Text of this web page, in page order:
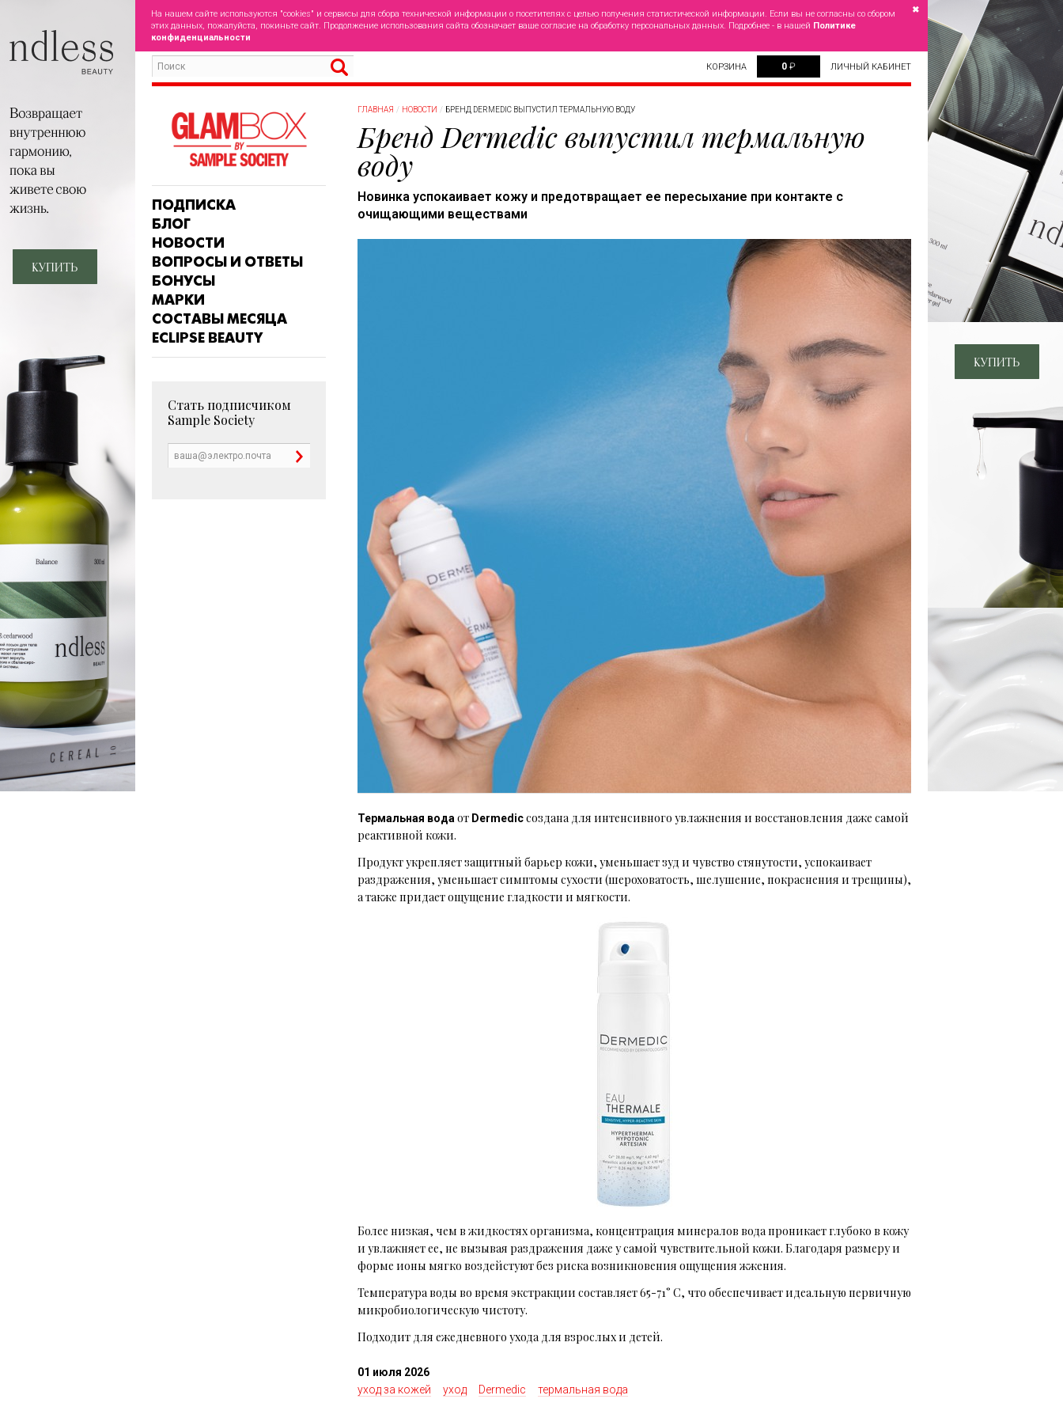
На нашем сайте используются "cookies" и сервисы для сбора технической информации о посетителях с целью получения статистической информации. Если вы не согласны со сбором
этих данных, пожалуйста, покиньте сайт. Продолжение использования сайта обозначает ваше согласие на обработку персональных данных. Подробнее - в нашей Политике
конфиденциальности
✖
КОРЗИНА 0 ₽ ЛИЧНЫЙ КАБИНЕТ
ПОДПИСКА
БЛОГ
НОВОСТИ
ВОПРОСЫ И ОТВЕТЫ
БОНУСЫ
МАРКИ
СОСТАВЫ МЕСЯЦА
ECLIPSE BEAUTY
Стать подписчиком
Sample Society
ГЛАВНАЯ НОВОСТИ БРЕНД DERMEDIC ВЫПУСТИЛ ТЕРМАЛЬНУЮ ВОДУ
Бренд Dermedic выпустил термальную
воду
Новинка успокаивает кожу и предотвращает ее пересыхание при контакте с
очищающими веществами
Термальная вода от Dermedicсоздана для интенсивного увлажнения и восстановления даже самой
реактивной кожи.
Продукт укрепляет защитный барьер кожи, уменьшает зуд и чувство стянутости, успокаивает
раздражения, уменьшает симптомы сухости (шероховатость, шелушение, покраснения и трещины),
а также придает ощущение гладкости и мягкости.
Более низкая, чем в жидкостях организма, концентрация минералов вода проникает глубоко в кожу
и увлажняет ее, не вызывая раздражения даже у самой чувствительной кожи. Благодаря размеру и
форме ионы мягко воздейстуют без риска возникновения ощущения жжения.
Температура воды во время экстракции составляет 65-71° C, что обеспечивает идеальную первичную
микробиологическую чистоту.
Подходит для ежедневного ухода для взрослых и детей.
01 июля 2026
уход за кожей
уход Dermedic термальная вода